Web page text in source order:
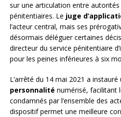
sur une articulation entre
pénitentiaires. Le juge
l’acteur central, mais ses
désormais déléguer certaines
directeur du service pénitentiaire
pour les peines inférieures à six
L’arrêté du 14 mai 2021 a instauré
personnalité numérisé, facilitant
condamnés par l’ensemble des
dispositif permet une meilleure